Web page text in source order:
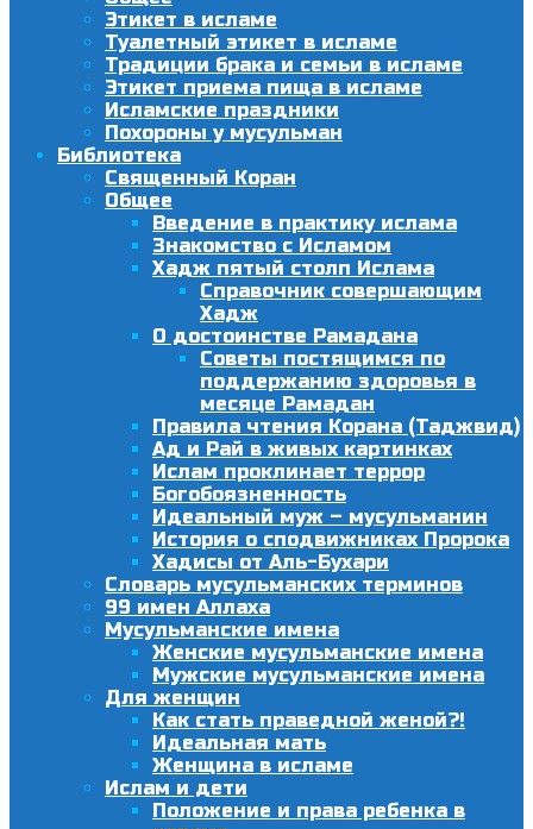
Этикет в исламе
Туалетный этикет в исламе
Традиции брака и семьи в исламе
Этикет приема пища в исламе
Исламские праздники
Похороны у мусульман
Библиотека
Священный Коран
Общее
Введение в практику ислама
Знакомство с Исламом
Хадж пятый столп Ислама
Справочник совершающим
Хадж
О достоинстве Рамадана
Советы постящимся по
поддержанию здоровья в
месяце Рамадан
Правила чтения Корана (Таджвид)
Ад и Рай в живых картинках
Ислам проклинает террор
Богобоязненность
Идеальный муж – мусульманин
История о сподвижниках Пророка
Хадисы от Аль-Бухари
Словарь мусульманских терминов
99 имен Аллаха
Мусульманские имена
Женские мусульманские имена
Мужские мусульманские имена
Для женщин
Как стать праведной женой?!
Идеальная мать
Женщина в исламе
Ислам и дети
Положение и права ребенка в